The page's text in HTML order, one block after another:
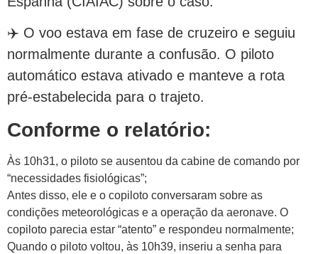
✈️ O voo estava em fase de cruzeiro e seguiu
normalmente durante a confusão. O piloto
automático estava ativado e manteve a rota
pré-estabelecida para o trajeto.
Conforme o relatório:
Às 10h31, o piloto se ausentou da cabine de comando por
“necessidades fisiológicas”;
Antes disso, ele e o copiloto conversaram sobre as
condições meteorológicas e a operação da aeronave. O
copiloto parecia estar “atento” e respondeu normalmente;
Quando o piloto voltou, às 10h39, inseriu a senha para